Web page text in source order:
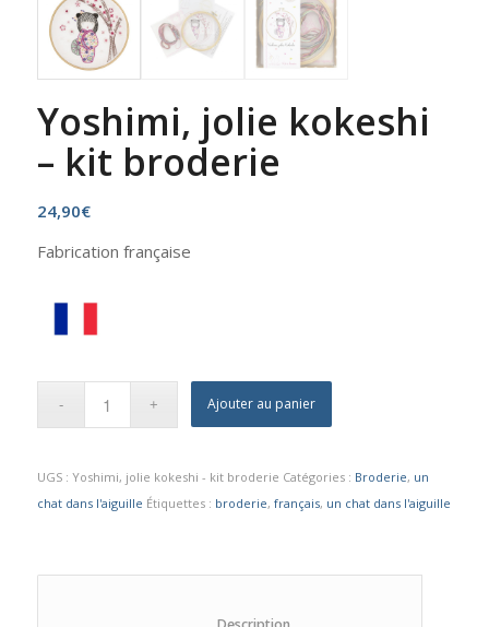
Yoshimi, jolie kokeshi
– kit broderie
24,90€
Fabrication française
Ajouter au panier
UGS : Yoshimi, jolie kokeshi - kit broderie Catégories : Broderie, un
chat dans l'aiguille Étiquettes : broderie, français, un chat dans l'aiguille